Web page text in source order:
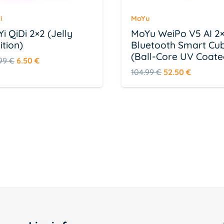
QiDi 2×2 (Jelly
€ Algne
oli:
6.50 €Praegune
on:
MoYu
MoYu WeiPo V5 AI
Bluetooth Smart
(Ball-Core UV
104.99€ Algne
hind
52.50€Praegune
hind